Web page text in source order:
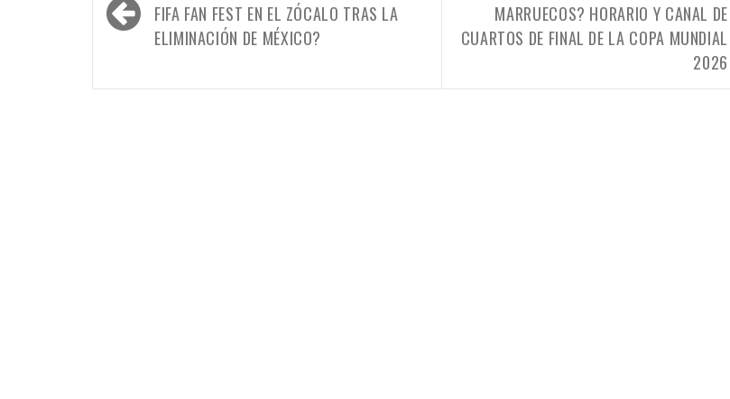
de
entradas
FIFA FAN FEST EN EL ZÓCALO TRAS LA
ELIMINACIÓN DE MÉXICO?
MARRUECOS? HORARIO Y CANAL DE
CUARTOS DE FINAL DE LA COPA MUNDIAL
2026